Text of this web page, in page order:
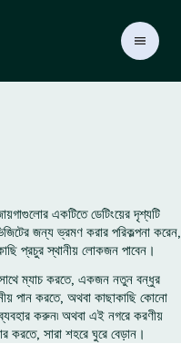
একটিতে ডেটিংয়ের দৃশ্যটি
জন্য ভ্রমণ করার পরিকল্পনা করেন,
প্রচুর স্থানীয় লোকজন পাবেন।
ম্যাচ করতে, একজন নতুন বন্ধুর
পান করতে, অথবা কাছাকাছি কোনো
করুন৷ অথবা এই নগরে করণীয়
করতে, সারা শহরে ঘুরে বেড়ান।